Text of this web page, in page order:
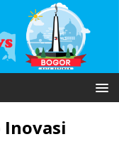
Inovasi